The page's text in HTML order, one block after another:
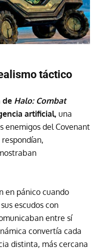
táctico
de Halo: Combat
artificial, una
enemigos del Covenant
en pánico cuando
escudos con
entre sí
convertía cada
distinta, más cercana